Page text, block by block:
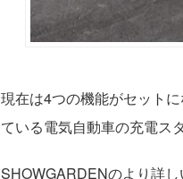
現在は4つの機能がセット
ている電気自動車の充電ス
SHOWGARDENのより詳